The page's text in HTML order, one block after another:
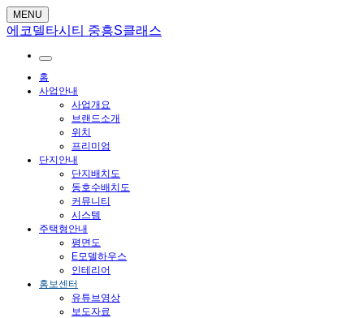
MENU
에코델타시티 중흥S클래스
홈
사업안내
사업개요
브랜드소개
위치
프리미엄
단지안내
단지배치도
동호수배치도
커뮤니티
시스템
주택형안내
평면도
E모델하우스
인테리어
홍보센터
유튜브영상
보도자료